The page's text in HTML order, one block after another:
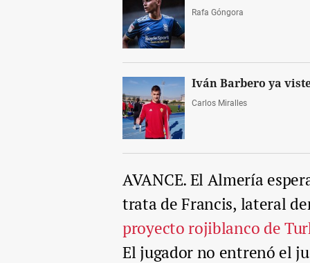
Rafa Góngora
Iván Barbero ya
Carlos Miralles
AVANCE. El Almería
trata de Francis, lateral
proyecto rojiblanco de
El jugador no entrenó el